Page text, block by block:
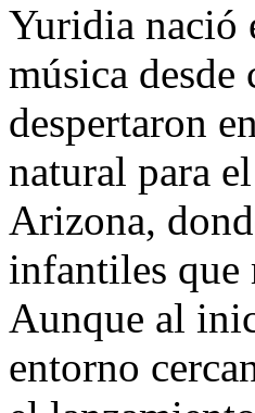
Yuridia nació
música desde
despertaron
natural para
Arizona,
infantiles que
Aunque al
entorno